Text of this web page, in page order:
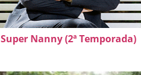
Super Nanny (2ª Temporada)